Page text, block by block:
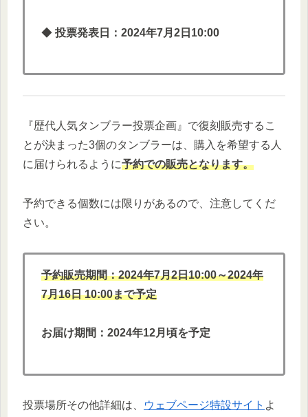
◆ 投票発表日：2024年7月2日10:00
『歴代人気タンブラー投票企画』で復刻販売するこ
とが決まった3個のタンブラーは、購入を希望する人
に届けられるように予約での販売となります。
予約できる個数には限りがあるので、注意してくだ
さい。
予約販売期間：2024年7月2日10:00～2024年
7月16日 10:00まで予定
お届け期間：2024年12月頃を予定
投票場所その他詳細は、 ウェブページ特設サイト よ